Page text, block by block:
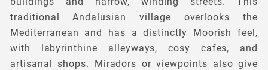
traditional Andalusian village overlooks the
Mediterranean and has a distinctly Moorish feel,
with labyrinthine alleyways, cosy cafes, and
artisanal shops. Miradors or viewpoints also give